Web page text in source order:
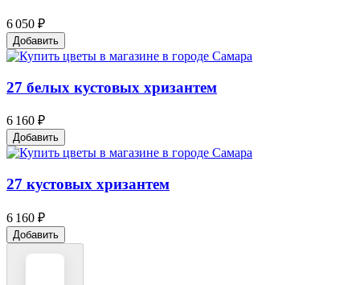
6 050 ₽
Добавить
27 белых кустовых хризантем
6 160 ₽
Добавить
27 кустовых хризантем
6 160 ₽
Добавить